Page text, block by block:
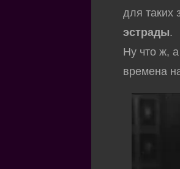
для таких
эстрады.
Ну что ж,
времена